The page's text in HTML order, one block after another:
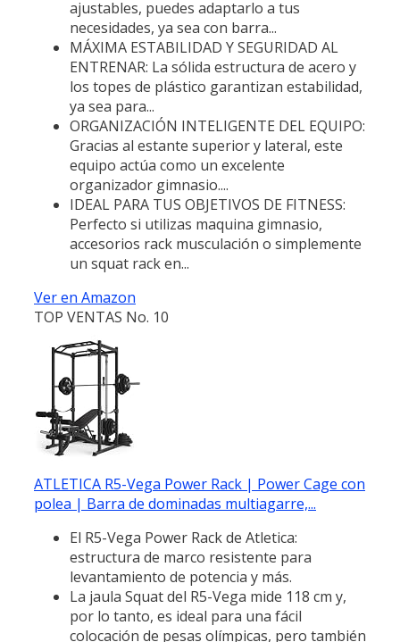
ajustables, puedes adaptarlo a tus
necesidades, ya sea con barra...
MÁXIMA ESTABILIDAD Y SEGURIDAD AL
ENTRENAR: La sólida estructura de acero y
los topes de plástico garantizan estabilidad,
ya sea para...
ORGANIZACIÓN INTELIGENTE DEL EQUIPO:
Gracias al estante superior y lateral, este
equipo actúa como un excelente
organizador gimnasio....
IDEAL PARA TUS OBJETIVOS DE FITNESS:
Perfecto si utilizas maquina gimnasio,
accesorios rack musculación o simplemente
un squat rack en...
Ver en Amazon
TOP VENTAS No. 10
ATLETICA R5-Vega Power Rack | Power Cage con
polea | Barra de dominadas multiagarre,...
El R5-Vega Power Rack de Atletica:
estructura de marco resistente para
levantamiento de potencia y más.
La jaula Squat del R5-Vega mide 118 cm y,
por lo tanto, es ideal para una fácil
colocación de pesas olímpicas, pero también